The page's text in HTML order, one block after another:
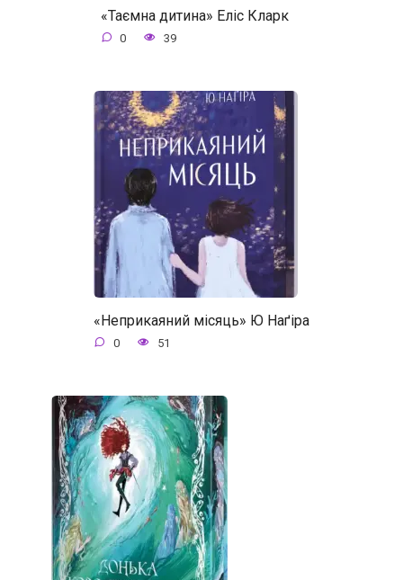
«Таємна дитина» Еліс Кларк
0 39
«Неприкаяний місяць» Ю Наґіра
0 51